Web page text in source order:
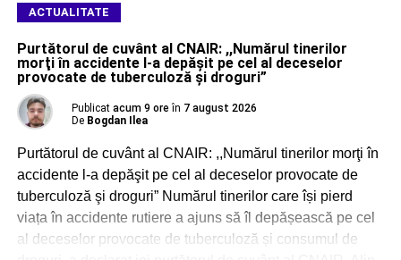
ACTUALITATE
Purtătorul de cuvânt al CNAIR: ,,Numărul tinerilor
morţi în accidente l-a depăşit pe cel al deceselor
provocate de tuberculoză şi droguri”
Publicat acum 9 ore în 7 august 2026
De Bogdan Ilea
Purtătorul de cuvânt al CNAIR: ,,Numărul tinerilor morţi în
accidente l-a depăşit pe cel al deceselor provocate de
tuberculoză şi droguri” Numărul tinerilor care își pierd
viața în accidente rutiere a ajuns să îl depășească pe cel
al deceselor provocate de tuberculoză și consumul de